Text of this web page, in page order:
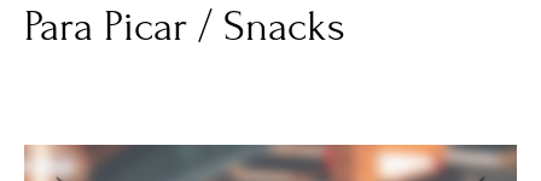
Para Picar / Snacks